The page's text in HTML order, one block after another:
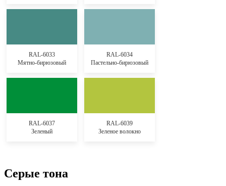
RAL-6033
Мятно-бирюзовый
RAL-6034
Пастельно-бирюзовый
RAL-6037
Зеленый
RAL-6039
Зеленое волокно
Серые тона